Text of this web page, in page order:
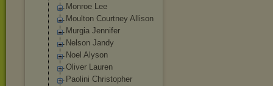
Monroe Lee
Moulton Courtney Allison
Murgia Jennifer
Nelson Jandy
Noel Alyson
Oliver Lauren
Paolini Christopher